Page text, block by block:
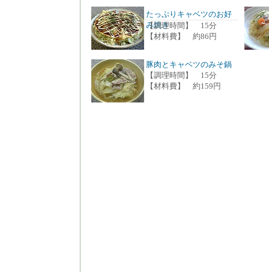
たっぷりキャベツのお好
み焼き
【調理時間】 15分
【材料費】 約86円
豚肉とキャベツのみそ鍋
【調理時間】 15分
【材料費】 約159円